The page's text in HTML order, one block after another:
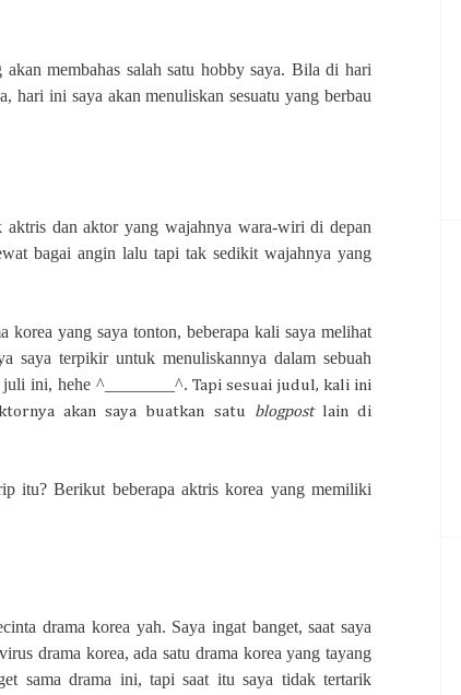
membahas salah satu hobby saya. Bila di hari
hari ini saya akan menuliskan sesuatu yang berbau
aktris dan aktor yang wajahnya wara-wiri di depan
bagai angin lalu tapi tak sedikit wajahnya yang
yang saya tonton, beberapa kali saya melihat
saya terpikir untuk menuliskannya dalam sebuah
juli ini, hehe ^________^. Tapi sesuai judul, kali ini
akan saya buatkan satu blogpostlain di
itu? Berikut beberapa aktris korea yang memiliki
drama korea yah. Saya ingat banget, saat saya
drama korea, ada satu drama korea yang tayang
sama drama ini, tapi saat itu saya tidak tertarik